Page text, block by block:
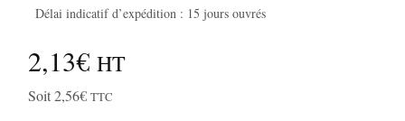
Délai indicatif d’expédition : 15 jours ouvrés
2,13€ HT
Soit 2,56€ TTC